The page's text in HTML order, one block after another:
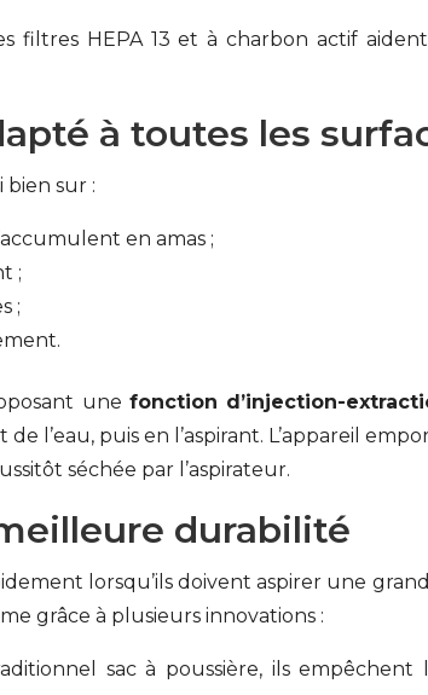
filtres HEPA 13 et à charbon actif aident
à toutes les
bien sur :
en amas ;
;
;
une fonction d’injection-
l’eau, puis en l’aspirant. L’appareil
séchée par l’aspirateur.
durabilité
lorsqu’ils doivent aspirer une
grâce à plusieurs innovations :
sac à poussière, ils